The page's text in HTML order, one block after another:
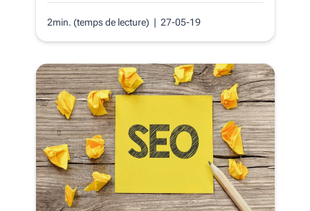
2min. (temps de lecture) | 27-05-19